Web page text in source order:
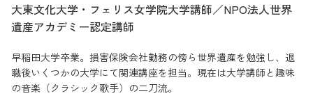
大東文化大学・フェリス女学院大学講師／NPO法人世界
遺産アカデミー認定講師
早稲田大学卒業。損害保険会社勤務の傍ら世界遺産を勉強し、退
職後いくつかの大学にて関連講座を担当。現在は大学講師と趣味
の音楽（クラシック歌手）の二刀流。